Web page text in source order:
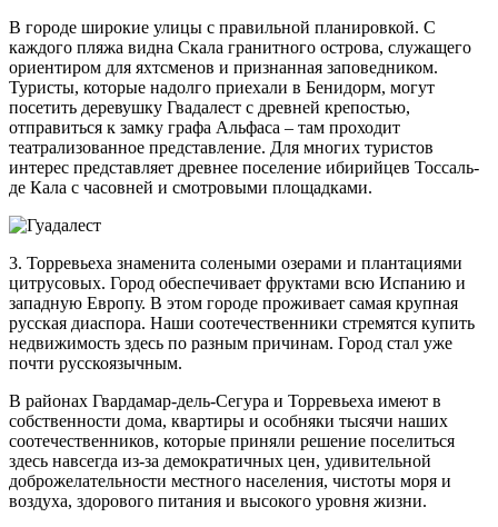
В городе широкие улицы с правильной планировкой. С
каждого пляжа видна Скала гранитного острова, служащего
ориентиром для яхтсменов и признанная заповедником.
Туристы, которые надолго приехали в Бенидорм, могут
посетить деревушку Гвадалест с древней крепостью,
отправиться к замку графа Альфаса – там проходит
театрализованное представление. Для многих туристов
интерес представляет древнее поселение ибирийцев Тоссаль-
де Кала с часовней и смотровыми площадками.
3. Торревьеха знаменита солеными озерами и плантациями
цитрусовых. Город обеспечивает фруктами всю Испанию и
западную Европу. В этом городе проживает самая крупная
русская диаспора. Наши соотечественники стремятся купить
недвижимость здесь по разным причинам. Город стал уже
почти русскоязычным.
В районах Гвардамар-дель-Сегура и Торревьеха имеют в
собственности дома, квартиры и особняки тысячи наших
соотечественников, которые приняли решение поселиться
здесь навсегда из-за демократичных цен, удивительной
доброжелательности местного населения, чистоты моря и
воздуха, здорового питания и высокого уровня жизни.